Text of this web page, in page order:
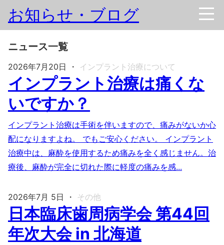
お知らせ・ブログ
ニュース一覧
2026年7月20日 ・ インプラント治療について
インプラント治療は痛くな
いですか？
インプラント治療は手術を伴いますので、痛みがないか心
配になりますよね。 でもご安心ください。 インプラント
治療中は、麻酔を使用するため痛みを全く感じません。治
療後、麻酔が完全に切れた際に軽度の痛みを感...
2026年7月 5日 ・ その他
日本臨床歯周病学会 第44回
年次大会 in 北海道